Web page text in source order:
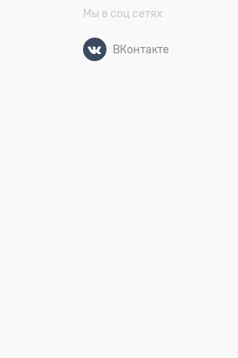
Мы в соц сетях
ВКонтакте